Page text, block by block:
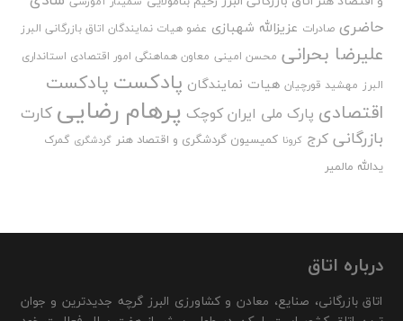
حاضری صادرات عزیزالله شهبازی عضو هیات نمایندگان اتاق بازرگانی البرز
علیرضا بحرانی محسن امینی معاون هماهنگی امور اقتصادی استانداری
البرز مهشید قورچیان هیات نمایندگان پادکست پادکست
اقتصادی پارک ملی ایران کوچک پرهام رضایی کارت
بازرگانی کرج کرونا کمیسیون گردشگری و اقتصاد هنر گردشگری گمرک
یدالله مالمیر
درباره اتاق
اتاق بازرگانی، صنایع، معادن و کشاورزی البرز گرچه جدیدترین و جوان